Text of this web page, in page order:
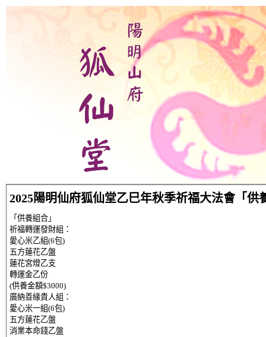
2025陽明仙府狐仙堂乙巳年秋季祈福大法會「供
「供養組合」
祈福轉運發財組：
愛心米乙組(6包)
五方蓮花乙盤
蓮花宮燈乙支
轉運金乙份
(供養金額$3000)
廣納善緣貴人組：
愛心米一組(6包)
五方蓮花乙盤
消業本命錢乙盤